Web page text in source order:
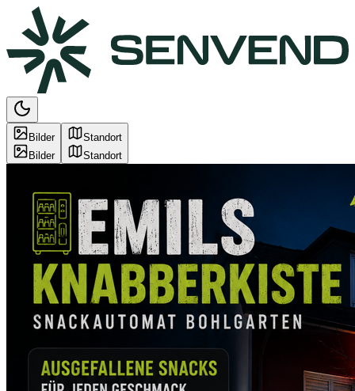
Bilder
Bilder
Standort
Standort